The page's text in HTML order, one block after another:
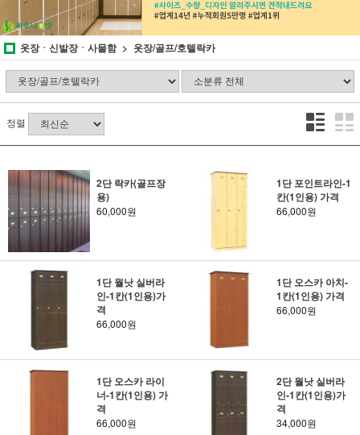
옷장ㆍ신발장ㆍ사물함 옷장/골프/호텔락카
정렬
2단 락카(골프장
용)
60,000원
1단 포인트라인-1
칸(1인용) 가격
66,000원
1단 월낫 실버라
인-1칸(1인용)가
격
66,000원
1단 오스카 아치-
1칸(1인용) 가격
66,000원
1단 오스카 라이
너-1칸(1인용) 가
격
66,000원
2단 월낫 실버라
인-1칸(1인용)가
격
34,000원